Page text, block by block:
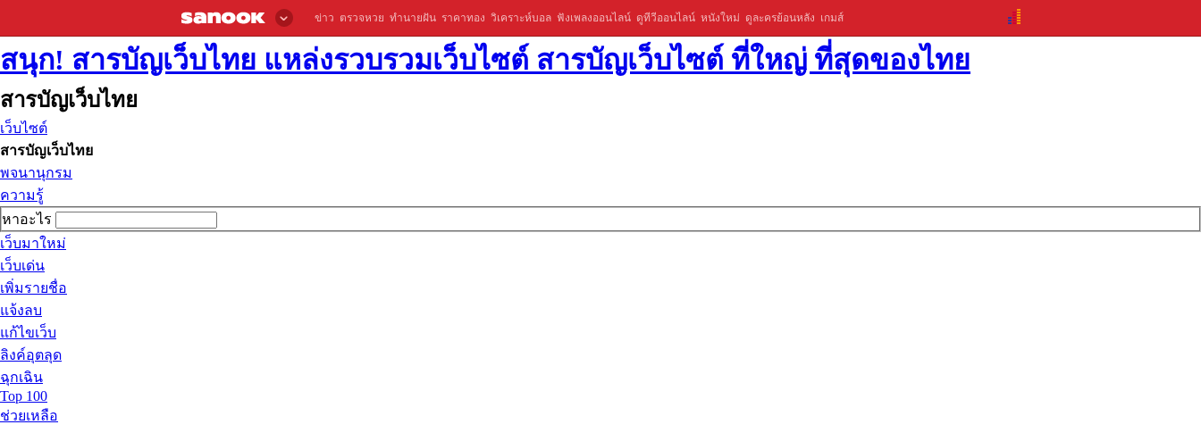
ข่าว ตรวจหวย ทำนายฝัน ราคาทอง วิเคราะห์บอล ฟังเพลงออนไลน์ ดูทีวีออนไลน์ หนังใหม่ ดูละครย้อนหลัง เกมส์
สนุก! สารบัญเว็บไทย แหล่งรวบรวมเว็บไซต์ สารบัญเว็บไซต์ ที่ใหญ่ ที่สุดของไทย
สารบัญเว็บไทย
เว็บไซต์
สารบัญเว็บไทย
พจนานุกรม
ความรู้
หาอะไร
เว็บมาใหม่
เว็บเด่น
เพิ่มรายชื่อ
แจ้งลบ
แก้ไขเว็บ
ลิงค์อุตลุด
ฉุกเฉิน
Top 100
ช่วยเหลือ